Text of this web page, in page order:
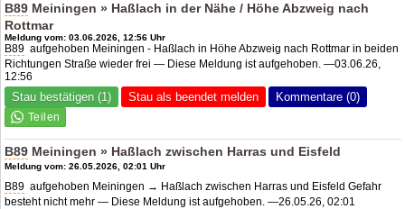
B89 Meiningen » Haßlach in der Nähe / Höhe Abzweig nach
Rottmar
Meldung vom: 03.06.2026, 12:56 Uhr
B89 aufgehoben Meiningen - Haßlach in Höhe Abzweig nach Rottmar in beiden
Richtungen Straße wieder frei — Diese Meldung ist aufgehoben. —03.06.26,
12:56
Stau bestätigen (1) Stau als beendet melden Kommentare (0)
B89 Meiningen » Haßlach zwischen Harras und Eisfeld
Meldung vom: 26.05.2026, 02:01 Uhr
B89 aufgehoben Meiningen → Haßlach zwischen Harras und Eisfeld Gefahr
besteht nicht mehr — Diese Meldung ist aufgehoben. —26.05.26, 02:01